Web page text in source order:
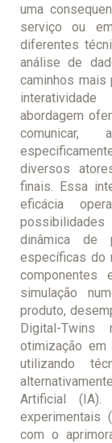
uma
serviço ou
diferentes
análise de
caminhos
abordagem
comunicar,
diversos
finais. Essa
eficácia
dinâmica de
específicas do
simulação
produto,
Digital-
otimização
utilizando
Artificial
experimentais
com o